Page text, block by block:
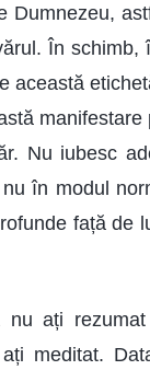
Dumnezeu,
În schimb,
această
manifestare
Nu iubesc
în modul
față de
ați rezumat
meditat.